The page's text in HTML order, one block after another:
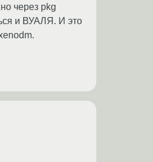
через pkg
и ВУАЛЯ. И это